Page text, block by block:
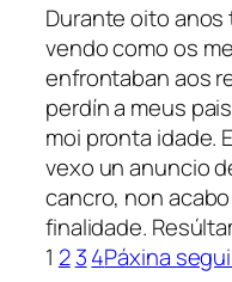
Durante oito anos
vendo como os
enfrontaban aos
perdín a meus
moi pronta idade.
vexo un anuncio
cancro, non
finalidade.
1 2 34Páxina